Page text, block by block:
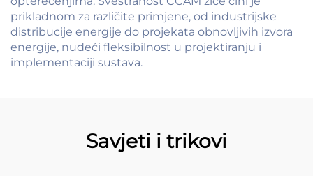
prikladnom za različite primjene, od industrijske
distribucije energije do projekata obnovljivih izvora
energije, nudeći fleksibilnost u projektiranju i
implementaciji sustava.
Savjeti i trikovi